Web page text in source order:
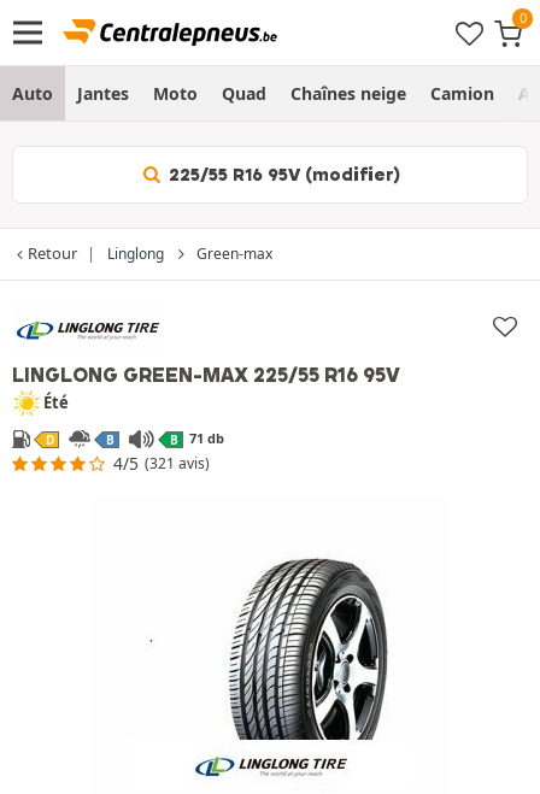
Auto Jantes Moto Quad Chaînes neige Camion
225/55 R16 95V (modifier)
Retour Linglong Green-max
LINGLONG GREEN-MAX 225/55 R16 95V
Été
D B B 71 db
4/5 (321 avis)